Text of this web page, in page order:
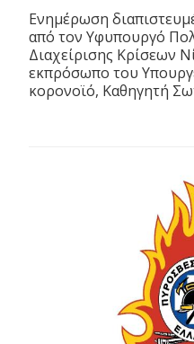
Ενημέρωση
από τον Υφυπουργό
Διαχείρισης Κρίσεων
εκπρόσωπο του
κορονοϊό, Καθηγητή